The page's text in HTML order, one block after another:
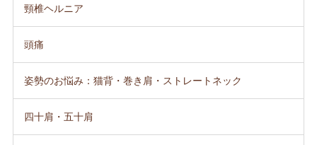
頸椎ヘルニア
頭痛
姿勢のお悩み：猫背・巻き肩・ストレートネック
四十肩・五十肩